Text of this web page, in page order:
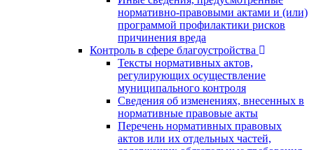
нормативно-правовыми актами и (или)
программой профилактики рисков
причинения вреда
Контроль в сфере благоустройства
Тексты нормативных актов,
регулирующих осуществление
муниципального контроля
Сведения об изменениях, внесенных в
нормативные правовые акты
Перечень нормативных правовых
актов или их отдельных частей,